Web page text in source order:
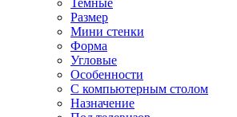
Темные
Размер
Мини стенки
Форма
Угловые
Особенности
С компьютерным столом
Назначение